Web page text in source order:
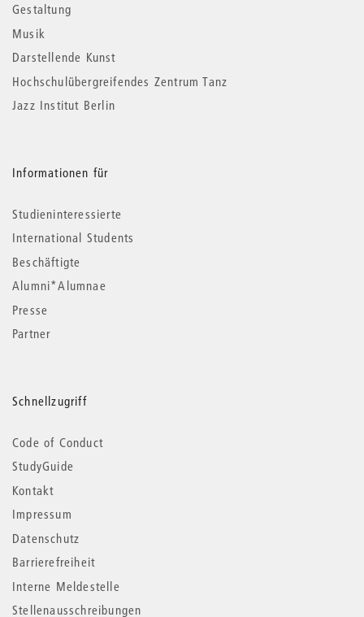
Gestaltung
Musik
Darstellende Kunst
Hochschulübergreifendes Zentrum Tanz
Jazz Institut Berlin
Informationen für
Studieninteressierte
International Students
Beschäftigte
Alumni*Alumnae
Presse
Partner
Schnellzugriff
Code of Conduct
StudyGuide
Kontakt
Impressum
Datenschutz
Barrierefreiheit
Interne Meldestelle
Stellenausschreibungen